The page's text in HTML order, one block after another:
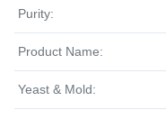
Purity:
Product Name:
Yeast & Mold: